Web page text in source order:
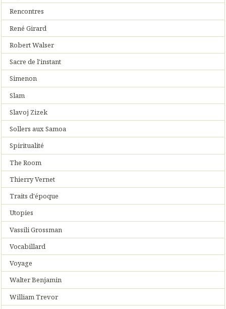
Rencontres
René Girard
Robert Walser
Sacre de l'instant
Simenon
Slam
Slavoj Zizek
Sollers aux Samoa
Spiritualité
The Room
Thierry Vernet
Traits d'époque
Utopies
Vassili Grossman
Vocabillard
Voyage
Walter Benjamin
William Trevor